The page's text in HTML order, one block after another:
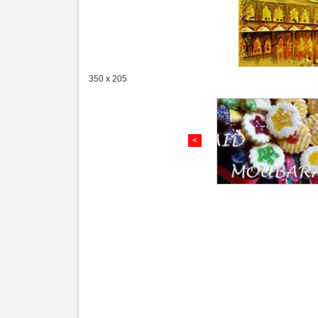
350 x 205
<